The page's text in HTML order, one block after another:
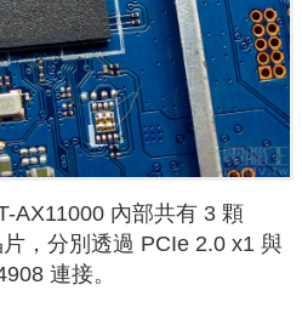
AX11000 內部共有 3 顆
，分別透過 PCIe 2.0 x1 與
連接。